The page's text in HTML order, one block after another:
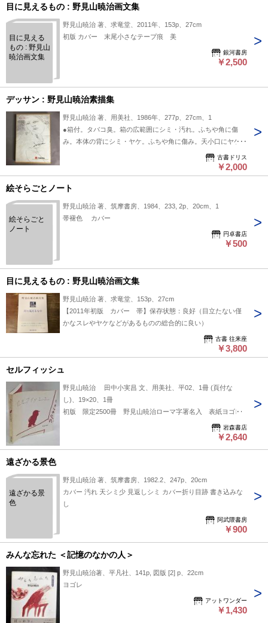
目に見えるもの : 野見山暁治画文集
目に見える
もの : 野見山
暁治画文集
野見山暁治 著、求竜堂、2011年、153p、27cm
初版 カバー 末尾小さなテープ痕 美
銀河書房
￥2,500
デッサン : 野見山暁治素描集
野見山暁治 著、用美社、1986年、277p、27cm、1
●箱付。タバコ臭。箱の広範囲にシミ・汚れ。ふちや角に傷
み。本体の背にシミ・ヤケ。ふちや角に傷み。天小口にヤケ。
★ご注文確認後、基本的に即日～2営業日以内に発送手続きい
古書ドリス
￥2,000
絵そらごとノート
絵そらごと
ノート
野見山暁治 著、筑摩書房、1984、233, 2p、20cm、1
帯褪色 カバー
円卓書店
￥500
目に見えるもの : 野見山暁治画文集
野見山暁治 著、求竜堂、153p、27cm
【2011年初版 カバー 帯】保存状態：良好（目立たない僅
かなスレやヤケなどがあるものの総合的に良い）
古書 往来座
￥3,800
セルフィッシュ
野見山暁治 田中小実昌 文、用美社、平02、1冊 (頁付な
し)、19×20、1冊
初版 限定2500冊 野見山暁治ローマ字署名入 表紙ヨゴレ
岩森書店
￥2,640
遠ざかる景色
遠ざかる景
色
野見山暁治 著、筑摩書房、1982.2、247p、20cm
カバー 汚れ 天シミ少 見返しシミ カバー折り目跡 書き込みな
し
阿武隈書房
￥900
みんな忘れた ＜記憶のなかの人＞
野見山暁治著、平凡社、141p, 図版 [2] p、22cm
ヨゴレ
アットワンダー
￥1,430